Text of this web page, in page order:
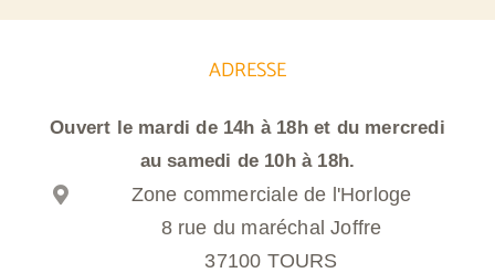
ADRESSE
Ouvert le mardi de 14h à 18h et du mercredi
au samedi de 10h à 18h.
Zone commerciale de l'Horloge
8 rue du maréchal Joffre
37100 TOURS